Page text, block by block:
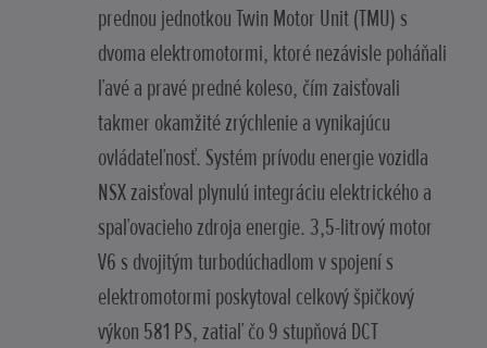
prednou jednotkou Twin Motor Unit (TMU) s
dvoma elektromotormi, ktoré nezávisle poháňali
ľavé a pravé predné koleso, čím zaisťovali
takmer okamžité zrýchlenie a vynikajúcu
ovládateľnosť. Systém prívodu energie vozidla
NSX zaisťoval plynulú integráciu elektrického a
spaľovacieho zdroja energie. 3,5-litrový motor
V6 s dvojitým turbodúchadlom v spojení s
elektromotormi poskytoval celkový špičkový
výkon 581 PS, zatiaľ čo 9 stupňová DCT